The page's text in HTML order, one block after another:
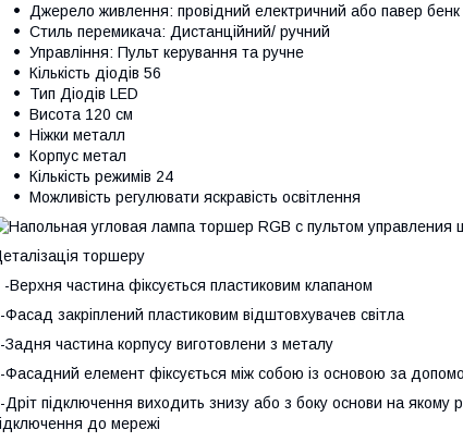
Джерело живлення: провідний електричний або павер бенк
Стиль перемикача: Дистанційний/ ручний
Управління: Пульт керування та ручне
Кількість діодів 56
Тип Діодів LED
Висота 120 см
Ніжки металл
Корпус метал
Кількість режимів 24
Можливість регулювати яскравість освітлення
торшеру
-Верхня частина фіксується пластиковим клапаном
Фасад закріплений пластиковим відштовхувачев світла
Задня частина корпусу виготовлени з металу
Фасадний елемент фіксується між собою із основою за
Дріт підключення виходить знизу або з боку основи на якому
до мережі